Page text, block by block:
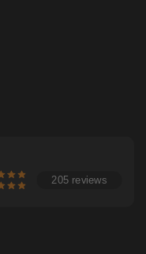
205 reviews